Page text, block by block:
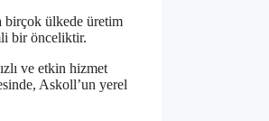
birçok ülkede üretim
bir önceliktir.
ve etkin hizmet
Askoll’un yerel